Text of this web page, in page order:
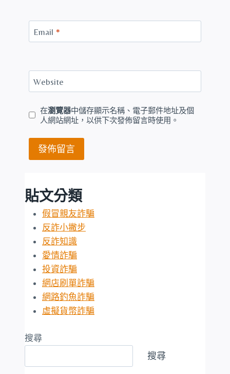
Email *
Website
在瀏覽器中儲存顯示名稱、電子郵件地址及個
人網站網址，以供下次發佈留言時使用。
貼文分類
假冒親友詐騙
反詐小撇步
反詐知識
愛情詐騙
投資詐騙
網店刷單詐騙
網路釣魚詐騙
虛擬貨幣詐騙
搜尋
搜尋